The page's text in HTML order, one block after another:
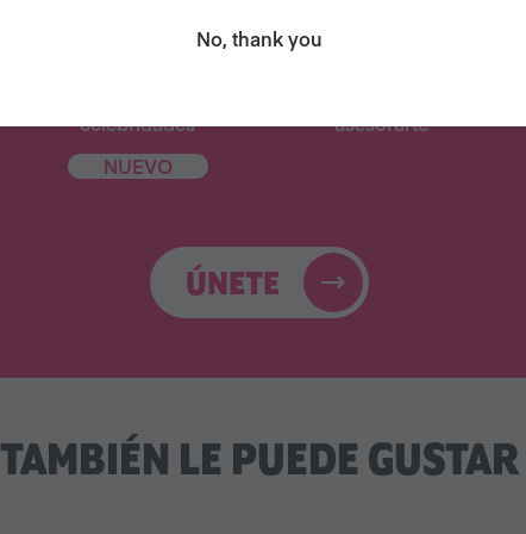
celebridades
NUEVO
asesorarte
ÚNETE
TAMBIÉN LE PUEDE GUSTAR
No, thank you